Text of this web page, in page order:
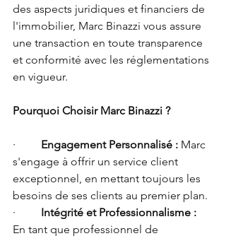
des aspects juridiques et financiers de
l'immobilier, Marc Binazzi vous assure
une transaction en toute transparence
et conformité avec les réglementations
en vigueur.
Pourquoi Choisir Marc Binazzi ?
· Engagement Personnalisé : Marc
s'engage à offrir un service client
exceptionnel, en mettant toujours les
besoins de ses clients au premier plan.
· Intégrité et Professionnalisme :
En tant que professionnel de